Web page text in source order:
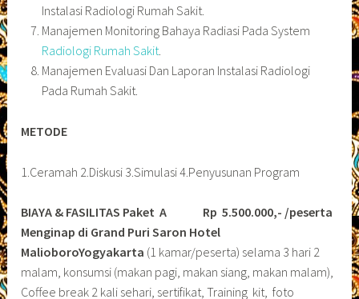
Instalasi Radiologi Rumah Sakit.
Manajemen Monitoring Bahaya Radiasi Pada System
Radiologi Rumah Sakit.
Manajemen Evaluasi Dan Laporan Instalasi Radiologi
Pada Rumah Sakit.
METODE
1.Ceramah 2.Diskusi 3.Simulasi 4.Penyusunan Program
BIAYA & FASILITAS Paket A Rp 5.500.000,- /peserta
Menginap di Grand Puri Saron Hotel
MalioboroYogyakarta (1 kamar/peserta) selama 3 hari 2
malam, konsumsi (makan pagi, makan siang, makan malam),
Coffee break 2 kali sehari, sertifikat, Training kit, foto